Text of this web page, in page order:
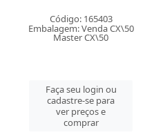
Código: 165403
Embalagem: Venda CX\50
Master CX\50
Faça seu login ou
cadastre-se para
ver preços e
comprar